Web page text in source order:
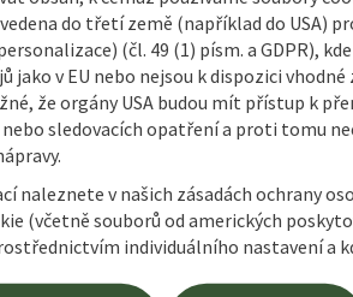
do třetí země (například do USA)
(čl. 49 (1) písm. a GDPR),
jako v EU nebo nejsou k dispozici vhodné
že orgány USA budou mít přístup k
sledovacích opatření a proti tomu
naleznete v našich zásadách ochrany
(včetně souborů od amerických
individuálního nastavení a